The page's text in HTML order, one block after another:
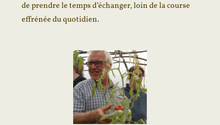
de prendre le temps d’échanger, loin de la course
effrénée du quotidien.